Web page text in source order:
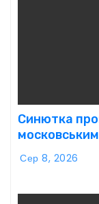
Синютка
Сер 8, 2026